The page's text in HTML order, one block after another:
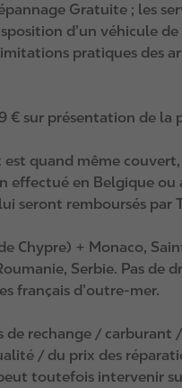
Gratuite ; les
d’un véhicule
pratiques des
sur présentation de la
est quand même
en Belgique
seront remboursés par
Chypre) + Monaco,
Serbie. Pas de
français d’outre‑mer.
de rechange /
/ du prix des
toutefois intervenir